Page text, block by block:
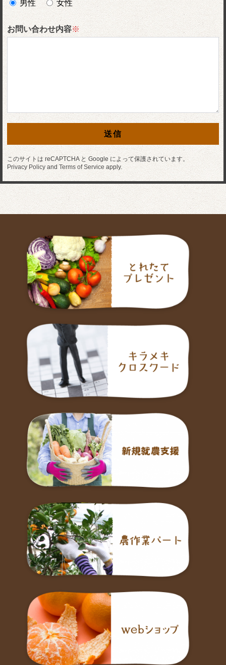
男性 女性
お問い合わせ内容※
このサイトは reCAPTCHA と Google によって保護されています。
Privacy Policyand Terms of Serviceapply.